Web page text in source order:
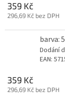
359 Kč
296,69 Kč bez DPH
barva:
Dodání
EAN:
359 Kč
296,69 Kč bez DPH